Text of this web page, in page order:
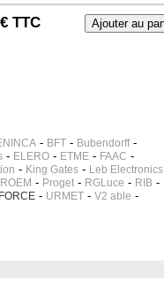
TTC
- BFT- Bubendorff-
- ELERO- ETME- FAAC -
- King Gates- Leb Electronics
- Proget- RGLuce - RIB-
- URMET- V2 able -